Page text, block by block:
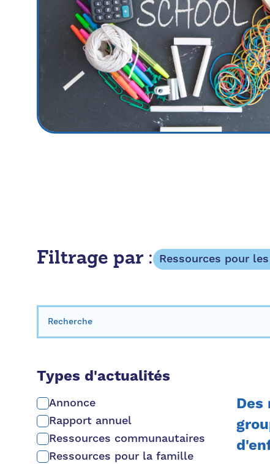
Filtrage par : Ressources pour
Rechercher:
Types d'actualités
Annonce
Rapport annuel
Ressources communautaires
Ressources pour la famille
Des